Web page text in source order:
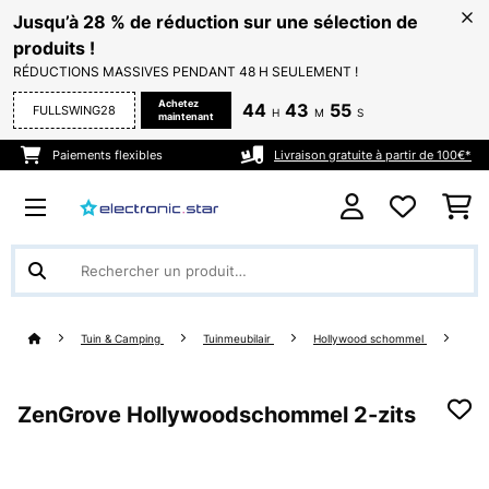
Jusqu’à 28 % de réduction sur une sélection de
produits !
RÉDUCTIONS MASSIVES PENDANT 48 H SEULEMENT !
FULLSWING28
Achetez
maintenant
44 H 43 M 55 S
Paiements flexibles Livraison gratuite à partir de 100€*
Tuin & Camping Tuinmeubilair Hollywood schommel
ZenGrove Hollywoodschommel 2-zits